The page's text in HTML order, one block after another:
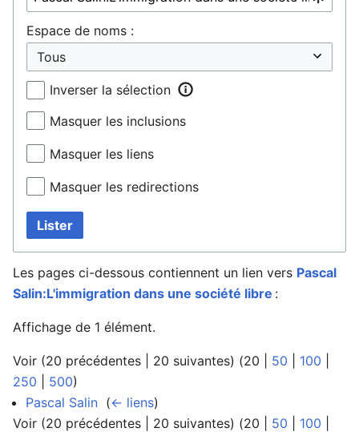
Espace de noms :
Inverser la sélection
Masquer les inclusions
Masquer les liens
Masquer les redirections
Lister
Les pages ci-dessous contiennent un lien vers Pascal
Salin:L'immigration dans une société libre :
Affichage de 1 élément.
Voir (20 précédentes 20 suivantes) (20 50 100
250
500)
Pascal Salin (← liens)
Voir (20 précédentes 20 suivantes) (20 50 100